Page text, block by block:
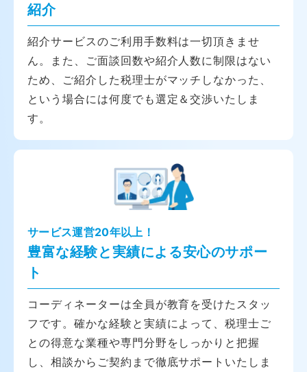
紹介
紹介サービスのご利用手数料は一切頂きませ
ん。また、ご面談回数や紹介人数に制限はない
ため、ご紹介した税理士がマッチしなかった、
という場合には何度でも選定＆交渉いたしま
す。
サービス運営20年以上！
豊富な経験と実績による安心のサポー
ト
コーディネーターは全員が教育を受けたスタッ
フです。確かな経験と実績によって、税理士ご
との得意な業種や専門分野をしっかりと把握
し、相談からご契約まで徹底サポートいたしま